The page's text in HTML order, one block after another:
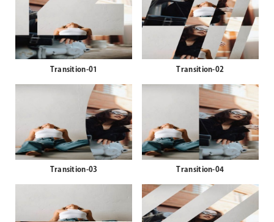
Transition-01 Transition-02
Transition-03 Transition-04